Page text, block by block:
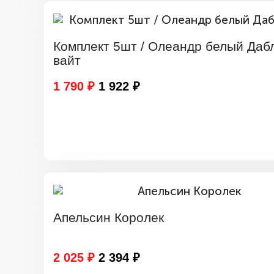
Комплект 5шт / Олеандр белый
вайт
1 790 ₽ 1 922 ₽
Апельсин Королек
2 025 ₽ 2 394 ₽